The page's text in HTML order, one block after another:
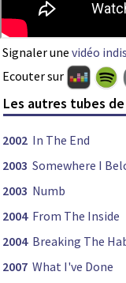
Signaler une vidéo
Ecouter sur
Les autres tubes
2002 In The End
2003 Somewhere I
2003 Numb
2004 From The Inside
2004 Breaking The
2007 What I've Done